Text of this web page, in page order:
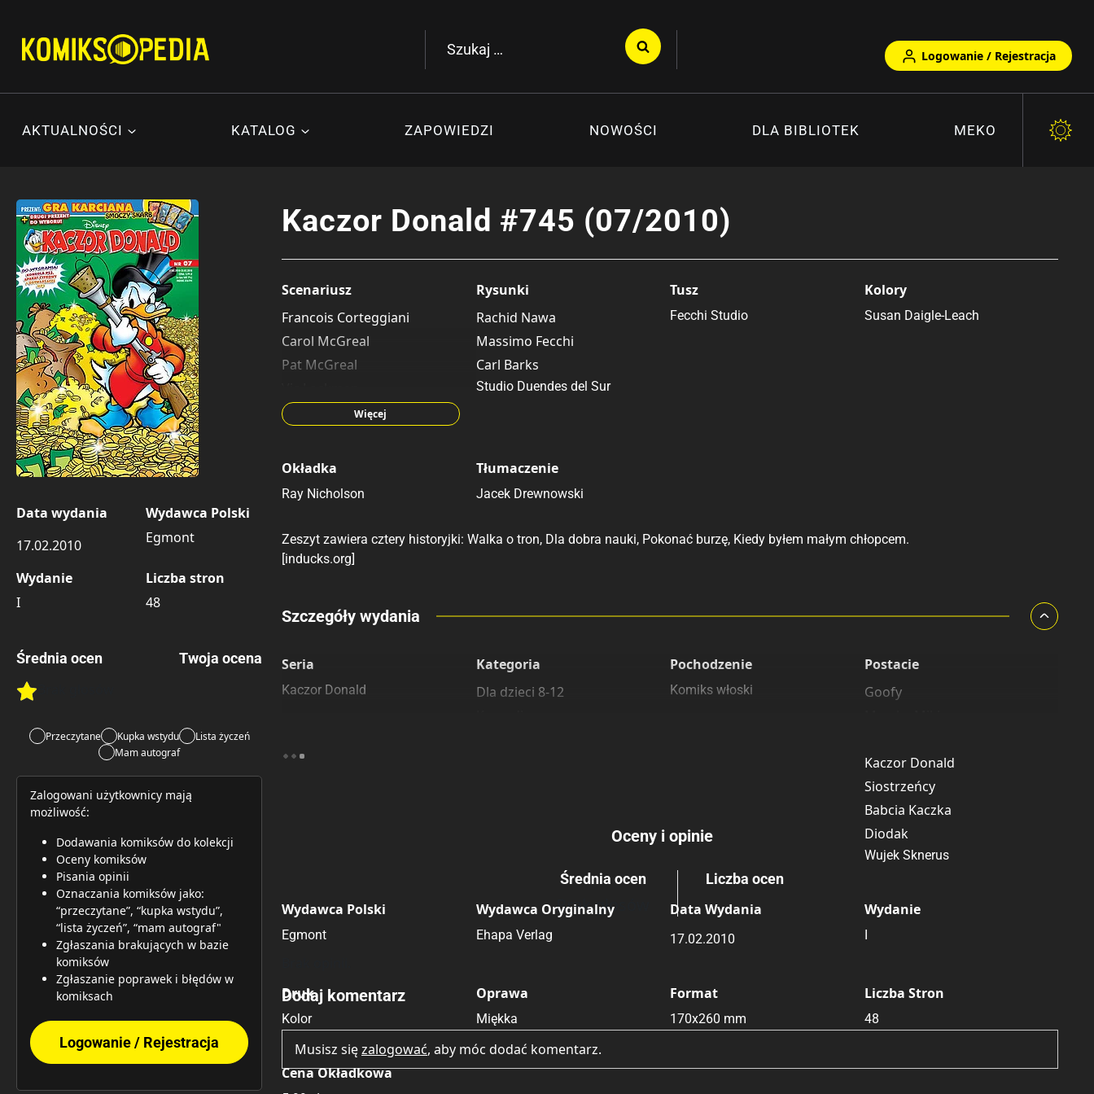
treści
Szukaj:
Logowanie / Rejestracja
AKTUALNOŚCI KATALOG ZAPOWIEDZI NOWOŚCI DLA BIBLIOTEK MEKO
Data wydania
17.02.2010
Wydawca Polski
Egmont
Wydanie
I
Liczba stron
48
Średnia ocen
Rate this item:
Twoja ocena
Przeczytane Kupka wstydu
Lista życzeń
Mam autograf
Zalogowani użytkownicy mają
możliwość:
Dodawania komiksów do kolekcji
Oceny komiksów
Pisania opinii
Oznaczania komiksów jako:
“przeczytane”, “kupka wstydu”,
“lista życzeń”, “mam autograf"
Zgłaszania brakujących w bazie
komiksów
Zgłaszanie poprawek i błędów w
komiksach
Logowanie / Rejestracja
Kaczor Donald #745 (07/2010)
Scenariusz
Francois Corteggiani
Carol McGreal
Pat McGreal
Evert GeradtsWięcej
Rysunki
Rachid Nawa
Massimo Fecchi
Carl Barks
Studio Duendes del Sur
Tusz
Fecchi Studio
Kolory
Susan Daigle-Leach
Okładka
Ray Nicholson
Tłumaczenie
Jacek Drewnowski
Zeszyt zawiera cztery historyjki: Walka o tron, Dla dobra nauki, Pokonać burzę, Kiedy byłem małym chłopcem.
[inducks.org]
Porównaj ceny
Szczegóły wydania
Seria
Kaczor Donald
Kategoria
Dla dzieci 8-12
Pochodzenie
Komiks włoski
Postacie
Goofy
Kaczor Donald
Siostrzeńcy
Babcia Kaczka
Diodak
Wujek Sknerus
Wydawca Polski
Egmont
Wydawca Oryginalny
Ehapa Verlag
Data Wydania
17.02.2010
Wydanie
I
Druk
Kolor
Oprawa
Miękka
Format
170x260 mm
Liczba Stron
48
Cena Okładkowa
Oceny i opinie
Średnia ocen
Brak głosów
Liczba ocen
Dodaj komentarz
Musisz sięzalogować, aby móc dodać komentarz.